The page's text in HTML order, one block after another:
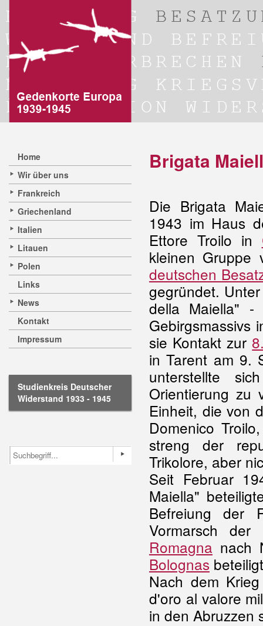
Home
Wir über uns
Frankreich
Griechenland
Italien
Litauen
Polen
Links
News
Kontakt
Impressum
Studienkreis Deutscher
Widerstand 1933 - 1945
Brigata
Die Brigata
1943 im Haus
Ettore Troilo in
kleinen Gruppe
deutschen
gegründet.
della Maiella" -
Gebirgsmassivs
sie Kontakt zur
in Tarent am 9.
unterstellte
Orientierung zu
Einheit, die von
Domenico
streng der
Trikolore, aber
Seit Februar
Maiella"
Befreiung der
Vormarsch
Romagna nach
Bolognas
Nach dem
d'oro al valore
in den Abruzzen